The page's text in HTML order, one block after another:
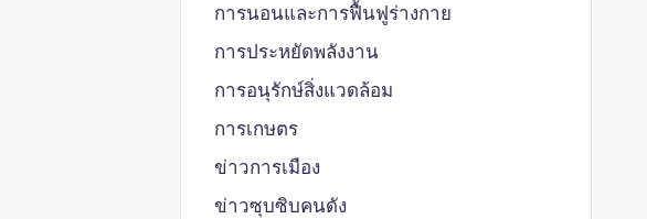
การนอนและการฟื้นฟูร่างกาย
การประหยัดพลังงาน
การอนุรักษ์สิ่งแวดล้อม
การเกษตร
ข่าวการเมือง
ข่าวซุบซิบคนดัง